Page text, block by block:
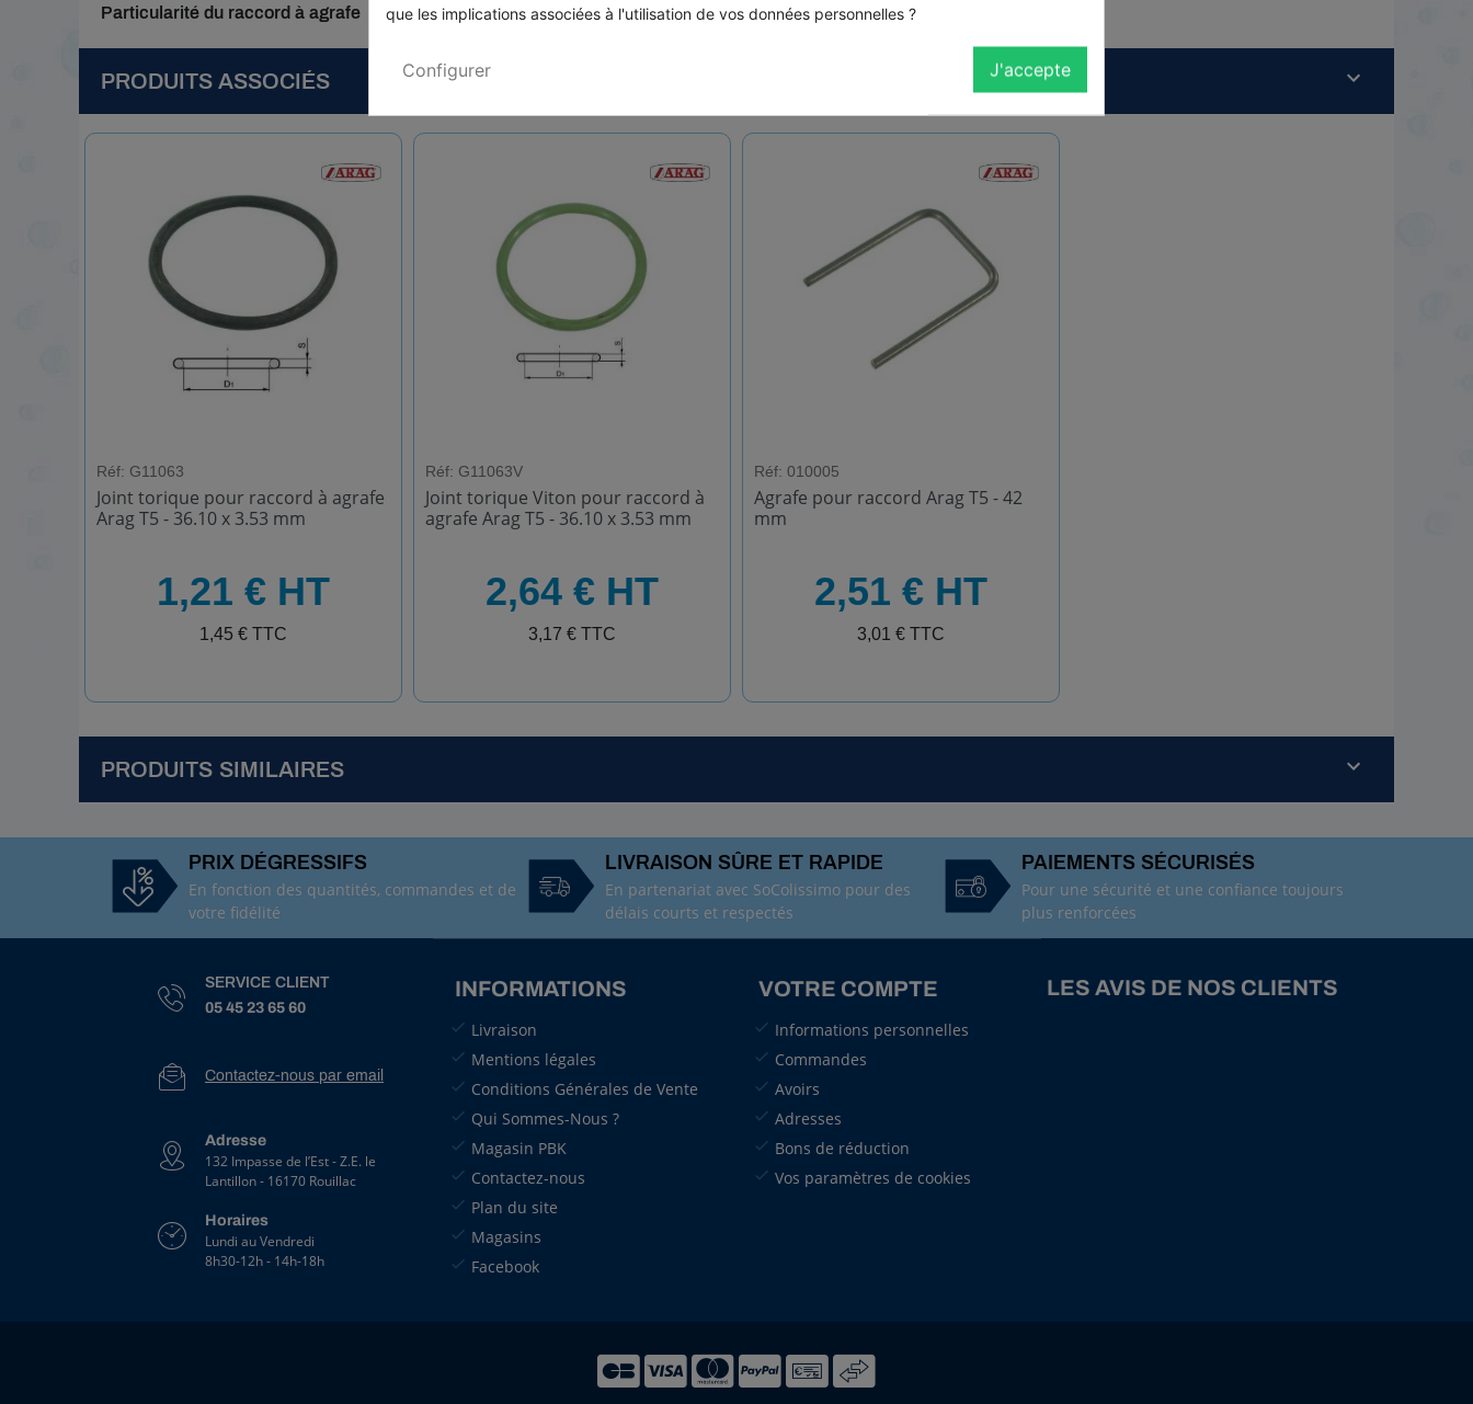
Particularité du raccord à agrafe
nécessite 1 joint (vendu séparement)
PRODUITS ASSOCIÉS
Réf: G11063
Joint torique pour raccord à agrafe
Arag T5 - 36.10 x 3.53 mm
1,21 € HT
1,45 € TTC
Réf: G11063V
Joint torique Viton pour raccord à
agrafe Arag T5 - 36.10 x 3.53 mm
2,64 € HT
3,17 € TTC
Réf: 010005
Agrafe pour raccord Arag T5 - 42
mm
2,51 € HT
3,01 € TTC
PRODUITS SIMILAIRES
0
PRIX DÉGRESSIFS
En fonction des quantités, commandes et de
votre fidélité
LIVRAISON SÛRE ET RAPIDE
En partenariat avec SoColissimo pour des
délais courts et respectés
PAIEMENTS SÉCURISÉS
Pour une sécurité et une confiance toujours
plus renforcées
SERVICE CLIENT
05 45 23 65 60
Contactez-nous par email
Adresse
132 Impasse de l’Est - Z.E. le
Lantillon - 16170 Rouillac
Horaires
Lundi au Vendredi
8h30-12h - 14h-18h
INFORMATIONS
Livraison
Mentions légales
Conditions Générales de Vente
Qui Sommes-Nous ?
Magasin PBK
Contactez-nous
Plan du site
Magasins
Facebook
VOTRE COMPTE
Informations personnelles
Commandes
Avoirs
Adresses
Bons de réduction
Vos paramètres de cookies
LES AVIS DE NOS CLIENTS
que les implications associées à l'utilisation de vos données personnelles ?
J'accepte
Configurer